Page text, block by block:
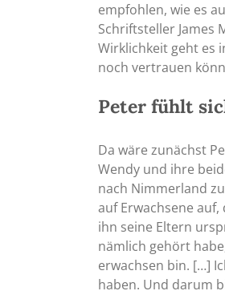
empfohlen, wie es
Schriftsteller James
Wirklichkeit geht es
noch vertrauen
Peter fühlt
Da wäre zunächst
Wendy und ihre
nach Nimmerland
auf Erwachsene
ihn seine Eltern
nämlich gehört
erwachsen bin. […]
haben. Und darum